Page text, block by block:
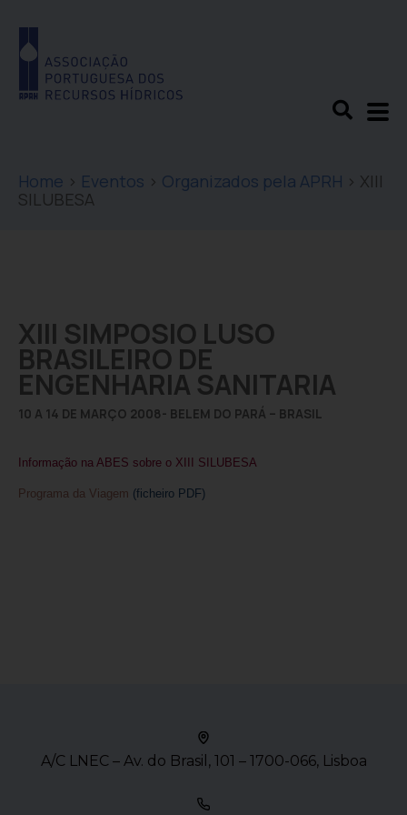
Home > Eventos > Organizados pela APRH > XIII
SILUBESA
XIII SIMPOSIO LUSO
BRASILEIRO DE
ENGENHARIA SANITARIA
10 A 14 DE MARÇO 2008- BELEM DO PARÁ – BRASIL
Informação na ABES sobre o XIII SILUBESA
Programa da Viagem (ficheiro PDF)
A/C LNEC – Av. do Brasil, 101 – 1700-066, Lisboa